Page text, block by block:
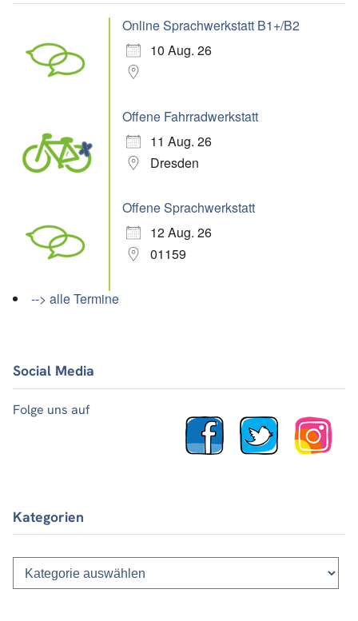
Online Sprachwerkstatt B1+/B2
10 Aug. 26
Offene Fahrradwerkstatt
11 Aug. 26
Dresden
Offene Sprachwerkstatt
12 Aug. 26
01159
--> alle Termine
Social Media
Folge uns auf
Kategorien
Kategorien